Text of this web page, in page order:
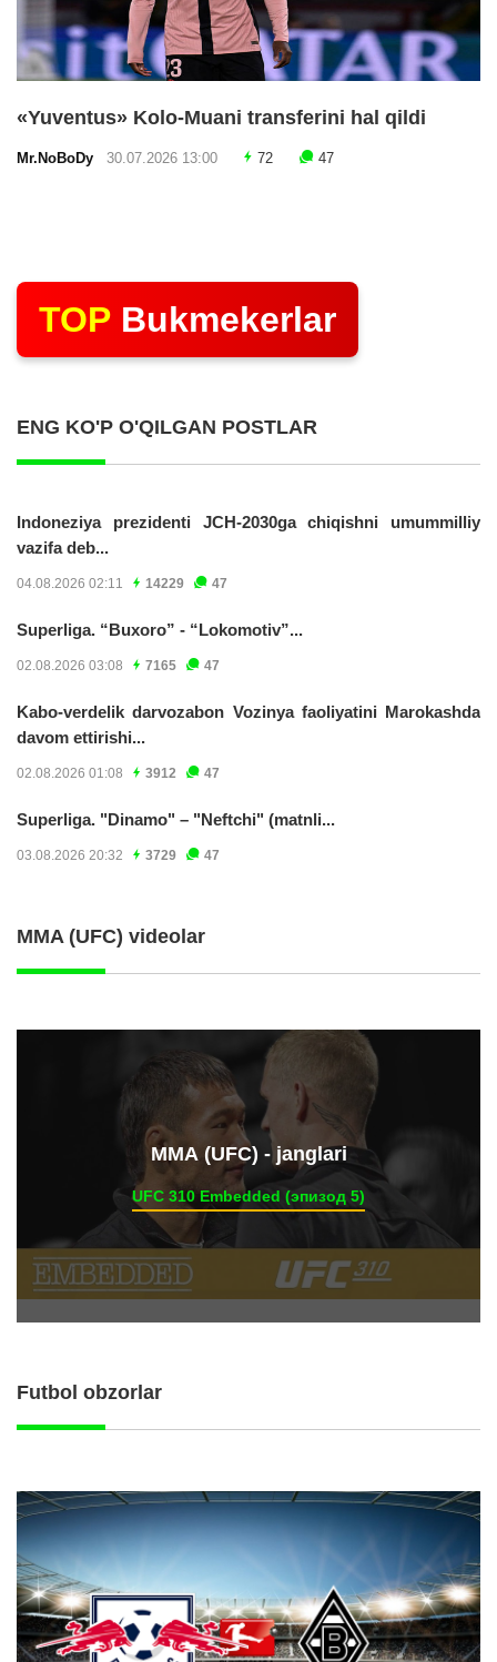
«Yuventus» Kolo-Muani transferini hal qildi
Mr.NoBoDy 30.07.2026 13:00 72 47
TOP Bukmekerlar
ENG KO'P O'QILGAN POSTLAR
Indoneziya prezidenti JCH-2030ga chiqishni umummilliy
vazifa deb...
04.08.2026 02:11 14229 47
Superliga. “Buxoro” - “Lokomotiv”...
02.08.2026 03:08 7165 47
Kabo-verdelik darvozabon Vozinya faoliyatini Marokashda
davom ettirishi...
02.08.2026 01:08 3912 47
Superliga. "Dinamo" – "Neftchi" (matnli...
03.08.2026 20:32 3729 47
MMA (UFC) videolar
ММА (UFC) - janglari
UFC 310 Embedded (эпизод 5)
Futbol obzorlar